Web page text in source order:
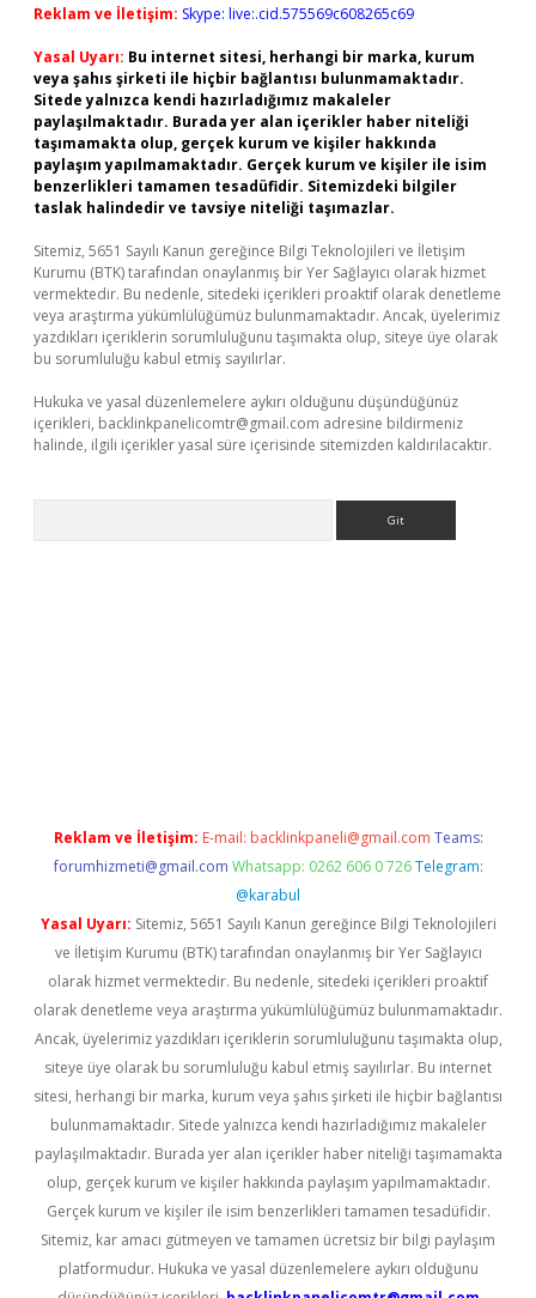
Reklam ve İletişim: Skype: live:.cid.575569c608265c69
Yasal Uyarı: Bu internet sitesi, herhangi bir marka, kurum
veya şahıs şirketi ile hiçbir bağlantısı bulunmamaktadır.
Sitede yalnızca kendi hazırladığımız makaleler
paylaşılmaktadır. Burada yer alan içerikler haber niteliği
taşımamakta olup, gerçek kurum ve kişiler hakkında
paylaşım yapılmamaktadır. Gerçek kurum ve kişiler ile isim
benzerlikleri tamamen tesadüfidir. Sitemizdeki bilgiler
taslak halindedir ve tavsiye niteliği taşımazlar.
Sitemiz, 5651 Sayılı Kanun gereğince Bilgi Teknolojileri ve İletişim
Kurumu (BTK) tarafından onaylanmış bir Yer Sağlayıcı olarak hizmet
vermektedir. Bu nedenle, sitedeki içerikleri proaktif olarak denetleme
veya araştırma yükümlülüğümüz bulunmamaktadır. Ancak, üyelerimiz
yazdıkları içeriklerin sorumluluğunu taşımakta olup, siteye üye olarak
bu sorumluluğu kabul etmiş sayılırlar.
Hukuka ve yasal düzenlemelere aykırı olduğunu düşündüğünüz
içerikleri, backlinkpanelicomtr@gmail.com adresine bildirmeniz
halinde, ilgili içerikler yasal süre içerisinde sitemizden kaldırılacaktır.
Reklam ve İletişim: E-mail: backlinkpaneli@gmail.com Teams:
forumhizmeti@gmail.com Whatsapp: 0262 606 0 726 Telegram:
@karabul
Yasal Uyarı: Sitemiz, 5651 Sayılı Kanun gereğince Bilgi Teknolojileri
ve İletişim Kurumu (BTK) tarafından onaylanmış bir Yer Sağlayıcı
olarak hizmet vermektedir. Bu nedenle, sitedeki içerikleri proaktif
olarak denetleme veya araştırma yükümlülüğümüz bulunmamaktadır.
Ancak, üyelerimiz yazdıkları içeriklerin sorumluluğunu taşımakta olup,
siteye üye olarak bu sorumluluğu kabul etmiş sayılırlar. Bu internet
sitesi, herhangi bir marka, kurum veya şahıs şirketi ile hiçbir bağlantısı
bulunmamaktadır. Sitede yalnızca kendi hazırladığımız makaleler
paylaşılmaktadır. Burada yer alan içerikler haber niteliği taşımamakta
olup, gerçek kurum ve kişiler hakkında paylaşım yapılmamaktadır.
Gerçek kurum ve kişiler ile isim benzerlikleri tamamen tesadüfidir.
Sitemiz, kar amacı gütmeyen ve tamamen ücretsiz bir bilgi paylaşım
platformudur. Hukuka ve yasal düzenlemelere aykırı olduğunu